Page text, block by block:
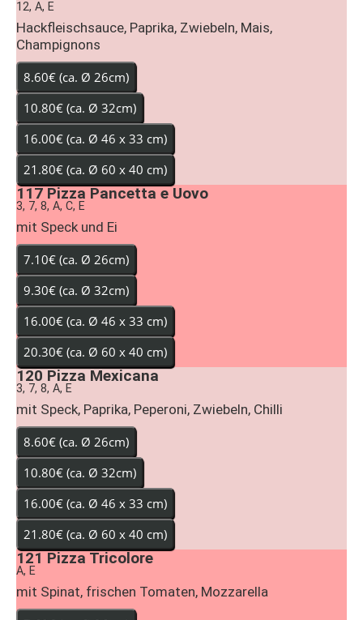
12, A, E
Hackfleischsauce, Paprika, Zwiebeln, Mais,
Champignons
117Pizza Pancetta e Uovo
3, 7, 8, A, C, E
mit Speck und Ei
120Pizza Mexicana
3, 7, 8, A, E
mit Speck, Paprika, Peperoni, Zwiebeln, Chilli
121Pizza Tricolore
A, E
mit Spinat, frischen Tomaten, Mozzarella